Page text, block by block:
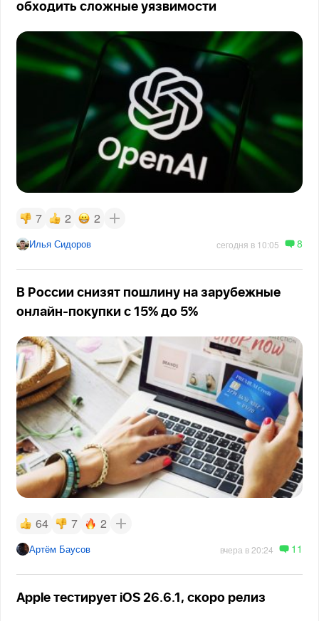
обходить сложные уязвимости
7 2 2
Илья Сидоров сегодня в 10:05 8
В России снизят пошлину на зарубежные
онлайн-покупки с 15% до 5%
64 7 2
Артём Баусов вчера в 20:24 11
Apple тестирует iOS 26.6.1, скоро релиз